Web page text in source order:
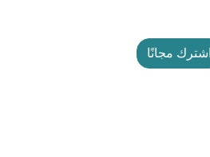
اشترك مجانًا